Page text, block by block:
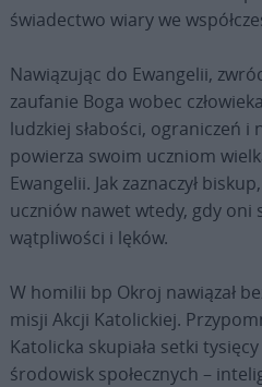
świadectwo wiary we
Nawiązując do Ewangelii,
zaufanie Boga wobec
ludzkiej słabości, ograniczeń i
powierza swoim uczniom
Ewangelii. Jak zaznaczył
uczniów nawet wtedy, gdy oni
wątpliwości i lęków.
W homilii bp Okroj nawiązał
misji Akcji Katolickiej.
Katolicka skupiała setki
środowisk społecznych –